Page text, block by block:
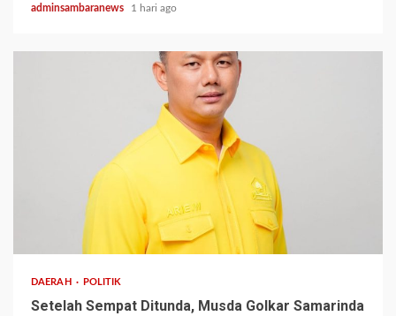
adminsambaranews 1 hari ago
DAERAH POLITIK
Setelah Sempat Ditunda, Musda Golkar Samarinda